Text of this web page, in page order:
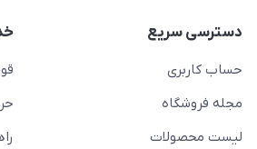
دسترسی سریع
حساب کاربری
مجله فروشگاه
لیست محصولات